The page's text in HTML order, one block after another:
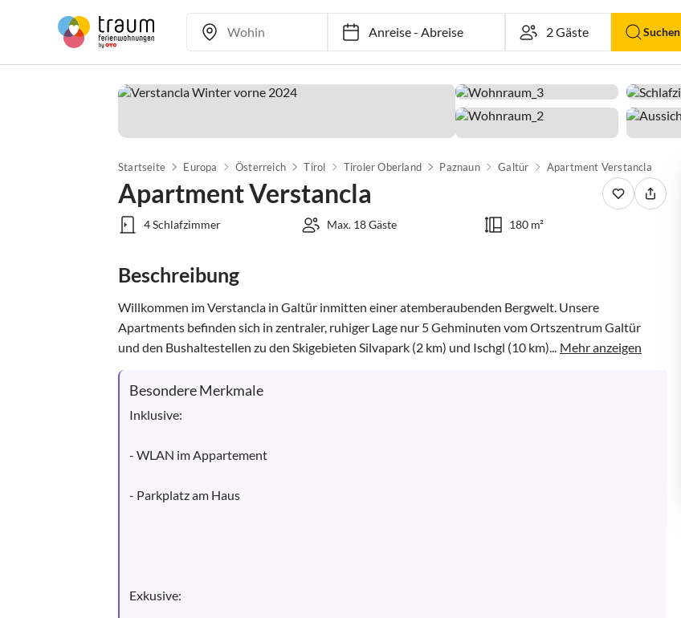
Anreise-Abreise Suchen
Startseite Europa Österreich Tirol Tiroler Oberland Paznaun Galtür Apartment Verstancla
Apartment Verstancla
4 Schlafzimmer Max. 18 Gäste 180 m²
Beschreibung
Willkommen im Verstancla in Galtür inmitten einer atemberaubenden Bergwelt. Unsere
Apartments befinden sich in zentraler, ruhiger Lage nur 5 Gehminuten vom Ortszentrum Galtür
und den Bushaltestellen zu den Skigebieten Silvapark (2 km) und Ischgl (10 km)... Mehr anzeigen
Besondere Merkmale
Inklusive:
- WLAN im Appartement
- Parkplatz am Haus
Exkusive: